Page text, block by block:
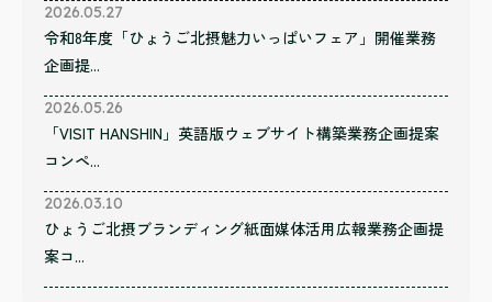
2026.05.27
令和8年度「ひょうご北摂魅力いっぱいフェア」開催業務
企画提...
2026.05.26
「VISIT HANSHIN」英語版ウェブサイト構築業務企画提案
コンペ...
2026.03.10
ひょうご北摂ブランディング紙面媒体活用広報業務企画提
案コ...